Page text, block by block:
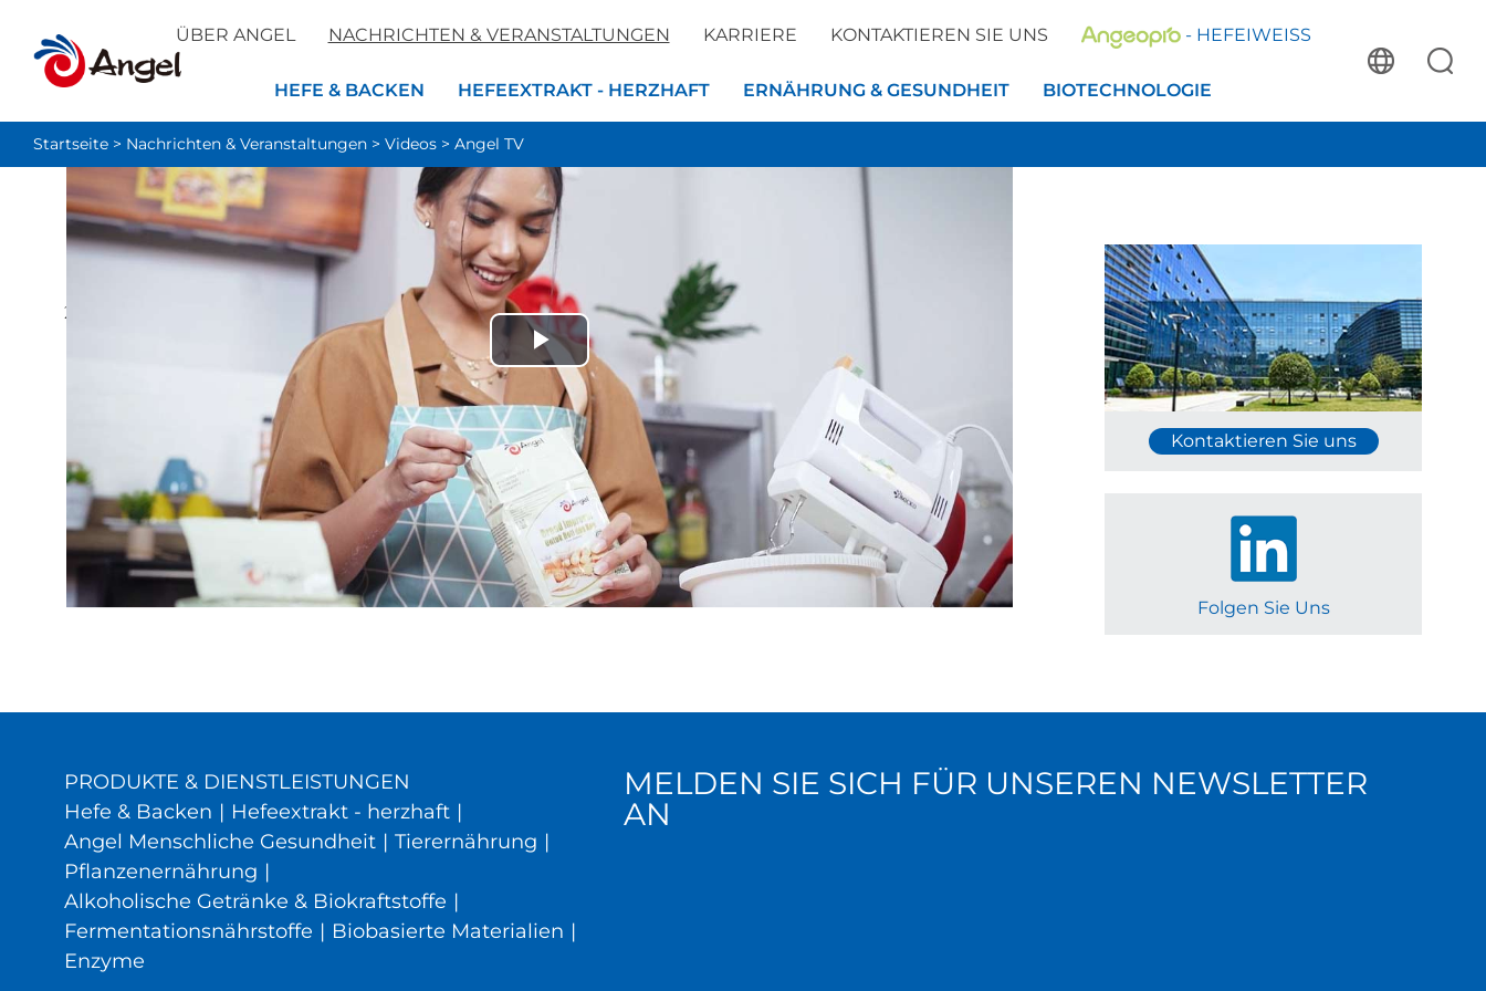
ÜBER ANGEL NACHRICHTEN & VERANSTALTUNGEN KARRIERE KONTAKTIEREN SIE UNS - HEFEIWEISS
HEFE & BACKEN HEFEEXTRAKT - HERZHAFT ERNÄHRUNG & GESUNDHEIT BIOTECHNOLOGIE
Startseite > Nachrichten & Veranstaltungen > Videos > Angel TV
Backen in Indonesien
2022-04-22 03:08:00
Play
Video
Zurück zur Liste
Kontaktieren Sie uns
Folgen Sie Uns
PRODUKTE & DIENSTLEISTUNGEN
Hefe & Backen | Hefeextrakt - herzhaft |
Angel Menschliche Gesundheit | Tierernährung |
Pflanzenernährung |
Alkoholische Getränke & Biokraftstoffe |
Fermentationsnährstoffe | Biobasierte Materialien |
Enzyme
MELDEN SIE SICH FÜR UNSEREN NEWSLETTER
AN